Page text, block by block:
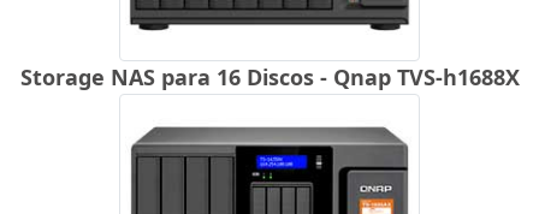
Storage NAS para 16 Discos - Qnap TVS-h1688X